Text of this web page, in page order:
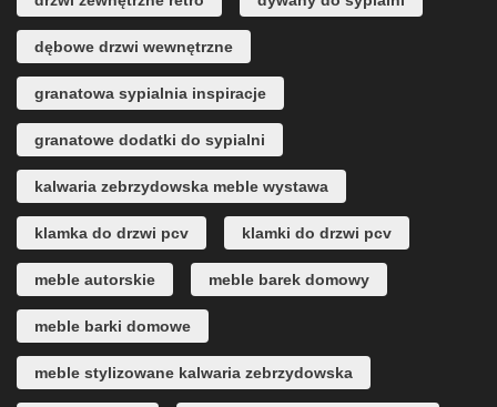
dębowe drzwi wewnętrzne
granatowa sypialnia inspiracje
granatowe dodatki do sypialni
kalwaria zebrzydowska meble wystawa
klamka do drzwi pcv klamki do drzwi pcv
meble autorskie meble barek domowy
meble barki domowe
meble stylizowane kalwaria zebrzydowska